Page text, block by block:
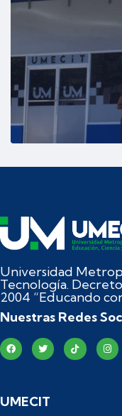
Universidad
Tecnología.
2004 “Educando
Nuestras Redes
UMECIT